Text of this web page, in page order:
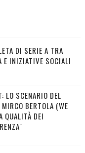
DI SERIE A TRA
E INIZIATIVE SOCIALI
LO SCENARIO DEL
BERTOLA (WE
QUALITÀ DEI